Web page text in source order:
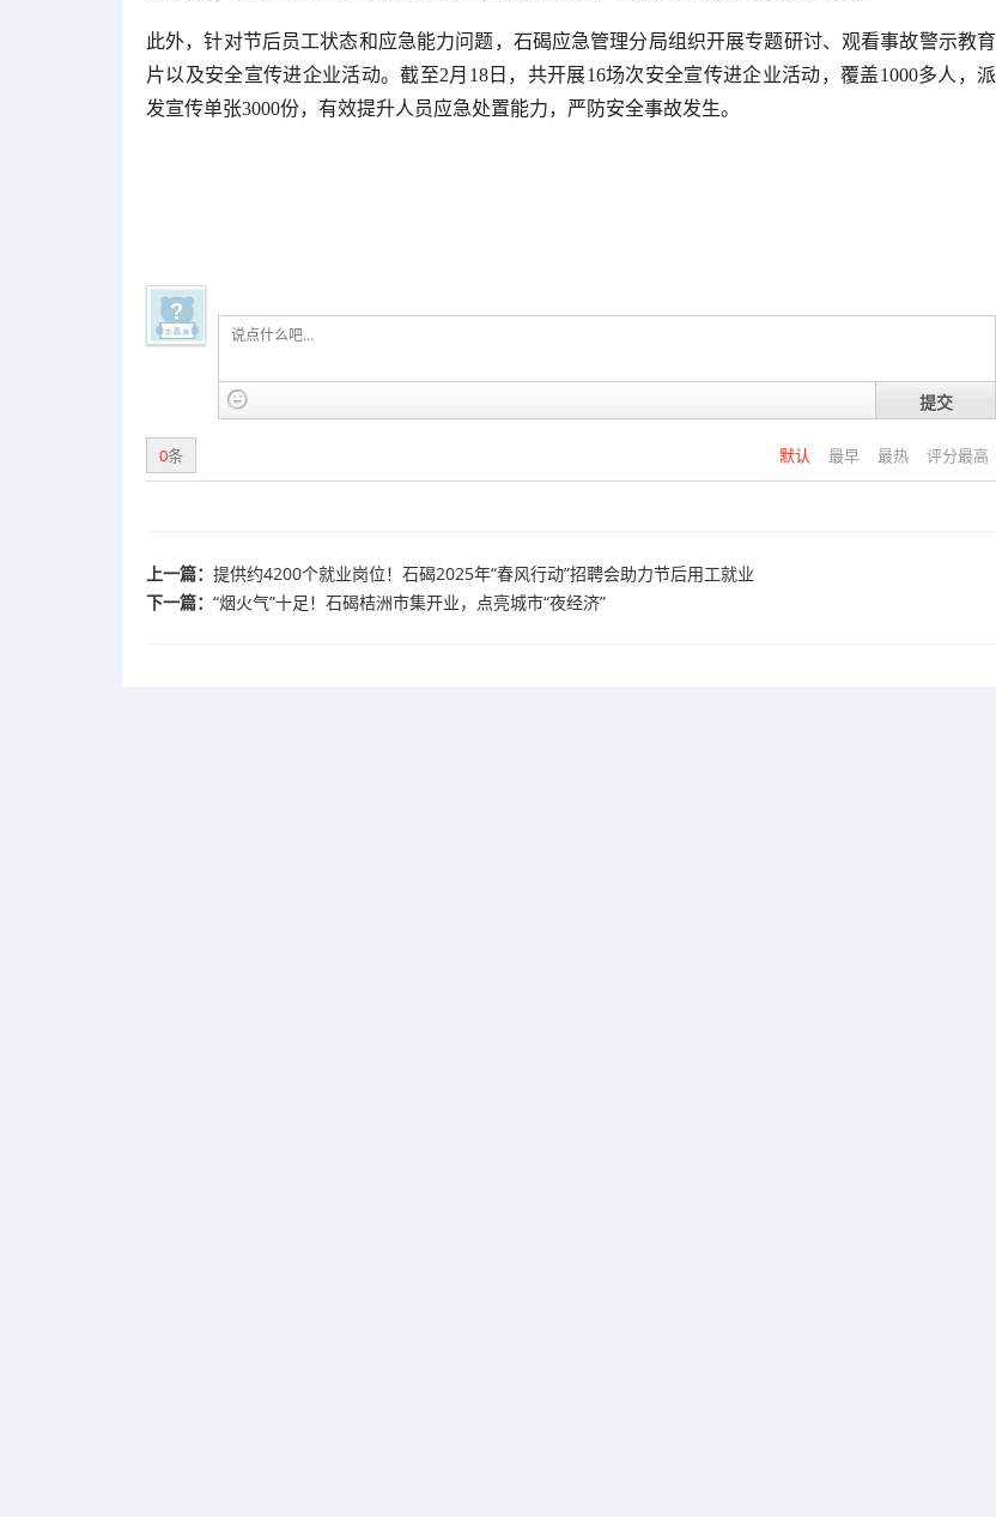
此外，针对节后员工状态和应急能力问题，石碣应急管理分局组织开展专题研讨、观看事故警示教育
片以及安全宣传进企业活动。截至2月18日，共开展16场次安全宣传进企业活动，覆盖1000多人，派
发宣传单张3000份，有效提升人员应急处置能力，严防安全事故发生。
提交
默认 最早 最热 评分最高
0条
上一篇： 提供约4200个就业岗位！石碣2025年“春风行动”招聘会助力节后用工就业
下一篇： “烟火气”十足！石碣桔洲市集开业，点亮城市“夜经济”